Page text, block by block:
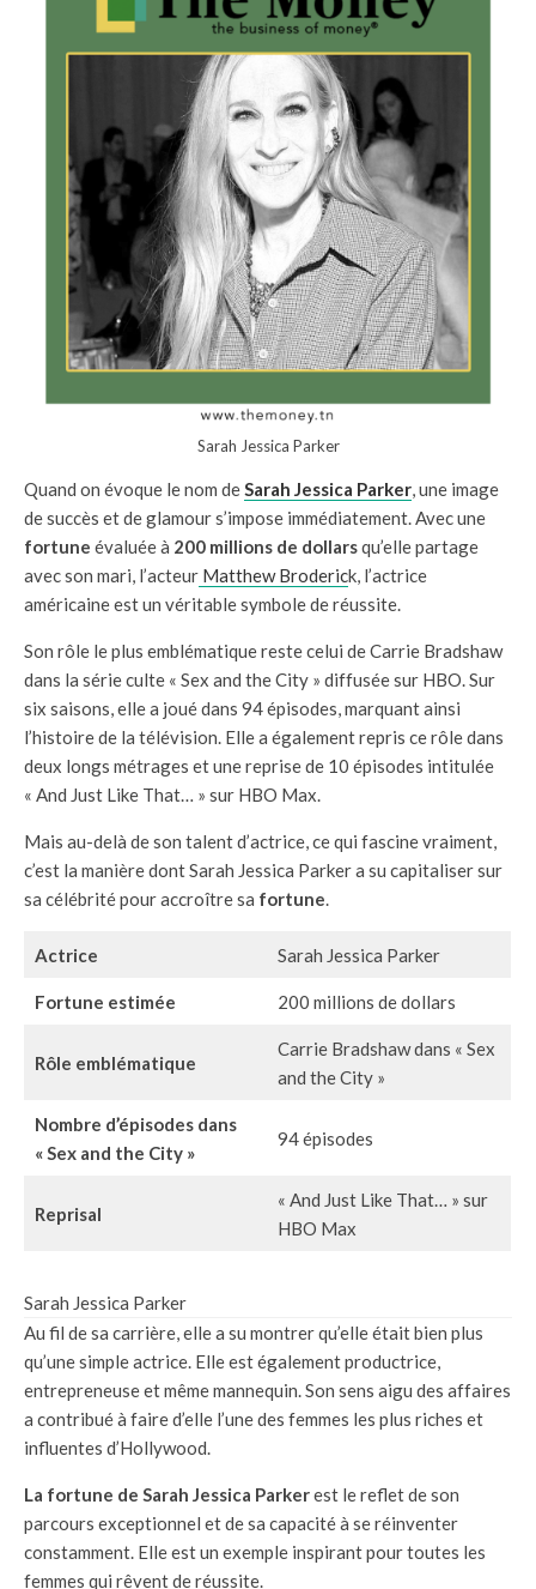
Sarah Jessica Parker
Quand on évoque le nom de Sarah Jessica Parker , une image
de succès et de glamour s’impose immédiatement. Avec une
fortune évaluée à 200 millions de dollarsqu’elle partage
avec son mari, l’acteur Matthew Broderick, l’actrice
américaine est un véritable symbole de réussite.
Son rôle le plus emblématique reste celui de Carrie Bradshaw
dans la série culte « Sex and the City » diffusée sur HBO. Sur
six saisons, elle a joué dans 94 épisodes, marquant ainsi
l’histoire de la télévision. Elle a également repris ce rôle dans
deux longs métrages et une reprise de 10 épisodes intitulée
« And Just Like That… » sur HBO Max.
Mais au-delà de son talent d’actrice, ce qui fascine vraiment,
c’est la manière dont Sarah Jessica Parker a su capitaliser sur
sa célébrité pour accroître sa fortune
Actrice Sarah Jessica Parker
Fortune estimée 200 millions de dollars
Rôle emblématique
Carrie Bradshaw dans « Sex
and the City »
Nombre d’épisodes dans
« Sex and the City »
94 épisodes
Reprisal
« And Just Like That… » sur
HBO Max
Sarah Jessica Parker
Au fil de sa carrière, elle a su montrer qu’elle était bien plus
qu’une simple actrice. Elle est également productrice,
entrepreneuse et même mannequin. Son sens aigu des affaires
a contribué à faire d’elle l’une des femmes les plus riches et
influentes d’Hollywood.
La fortune de Sarah Jessica Parkerest le reflet de son
parcours exceptionnel et de sa capacité à se réinventer
constamment. Elle est un exemple inspirant pour toutes les
femmes qui rêvent de réussite.